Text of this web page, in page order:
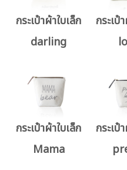
กระเป๋าผ้าใบเล็ก
darling
กระเป๋
กระเป๋าผ้าใบเล็ก
Mama
กระเป๋